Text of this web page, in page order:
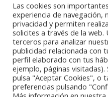
Oficinas Centrales 93 846 62
Zona Centro 91 364 10
Zona Sur 95 564 26 92 |
© Copyright 2016 -
privacidad|Política de
Las cookies son
experiencia de
privacidad y permiten
solicites a través de la
terceros para analizar
publicidad relacionada con
perfil elaborado con tus
ejemplo, páginas visitadas).
pulsa "Aceptar Cookies", o
preferencias pulsando